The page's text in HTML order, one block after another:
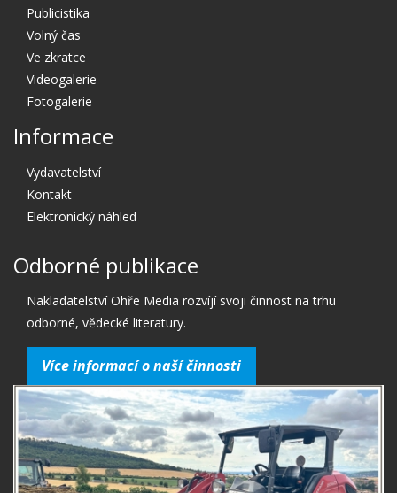
Publicistika
Volný čas
Ve zkratce
Videogalerie
Fotogalerie
Informace
Vydavatelství
Kontakt
Elektronický náhled
Odborné publikace
Nakladatelství Ohře Media rozvíjí svoji činnost na trhu
odborné, vědecké literatury.
Více informací o naší činnosti